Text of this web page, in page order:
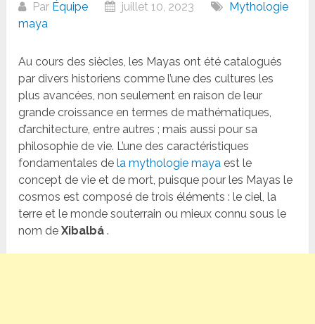
Par Équipe juillet 10, 2023
Mythologie
maya
Au cours des siècles, les Mayas ont été catalogués
par divers historiens comme l’une des cultures les
plus avancées, non seulement en raison de leur
grande croissance en termes de mathématiques,
d’architecture, entre autres ; mais aussi pour sa
philosophie de vie. L’une des caractéristiques
fondamentales dela mythologie maya est le
concept de vie et de mort, puisque pour les Mayas le
cosmos est composé de trois éléments : le ciel, la
terre et le monde souterrain ou mieux connu sous le
nom deXibalbá .